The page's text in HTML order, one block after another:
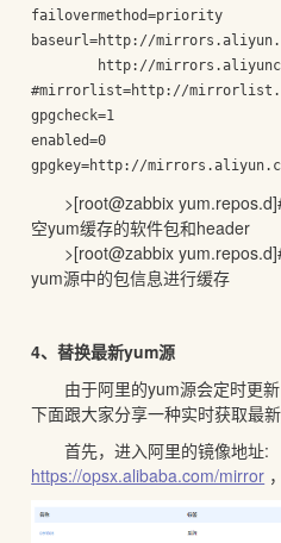
failovermethod=priority
baseurl=http://
http://
#mirrorlist=http://
gpgcheck=1
enabled=0
gpgkey=http://
>[root@zabbix
空yum缓存的软件包和header
>[root@zabbix
yum源中的包信息进行缓存
4、替换最新yum源
由于阿里的yum源会定时更
下面跟大家分享一种实时获取最新
首先，进入阿里的镜像地址:
https://opsx.alibaba.com/mirror